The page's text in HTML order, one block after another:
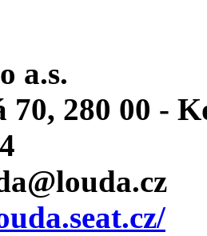
a.s.
280 00 -